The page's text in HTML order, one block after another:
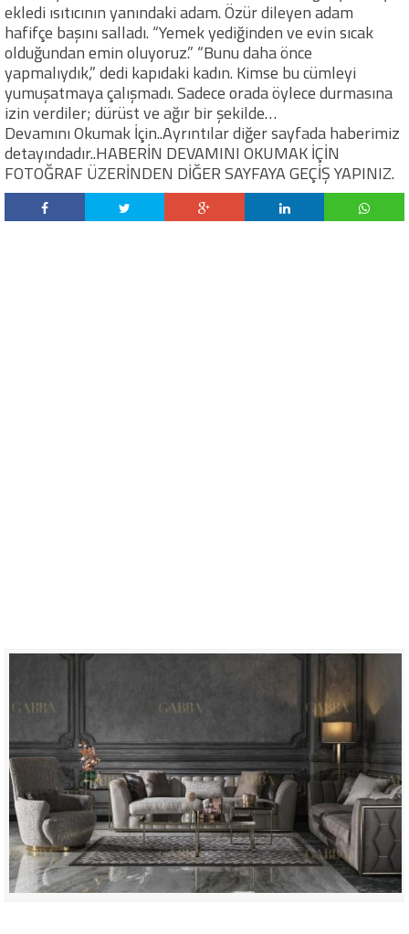
ekledi ısıtıcının yanındaki adam. Özür dileyen adam
hafifçe başını salladı. “Yemek yediğinden ve evin sıcak
olduğundan emin oluyoruz.” “Bunu daha önce
yapmalıydık,” dedi kapıdaki kadın. Kimse bu cümleyi
yumuşatmaya çalışmadı. Sadece orada öylece durmasına
izin verdiler; dürüst ve ağır bir şekilde…
Devamını Okumak İçin..Ayrıntılar diğer sayfada haberimiz
detayındadır..HABERİN DEVAMINI OKUMAK İÇİN
FOTOĞRAF ÜZERİNDEN DİĞER SAYFAYA GEÇİŞ YAPINIZ.